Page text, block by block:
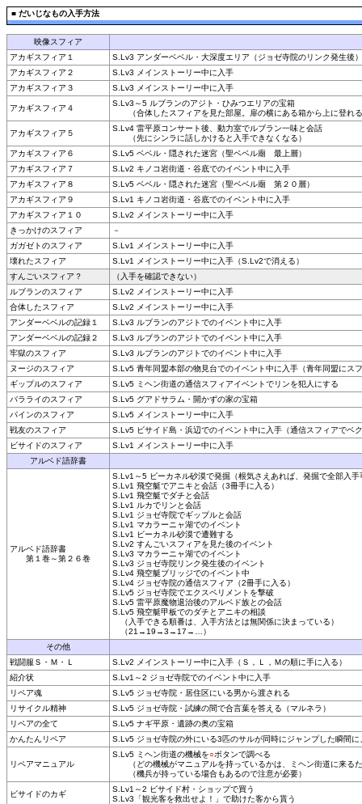
■ だいじなもの入手方法
映像スフィア
アカギスフィア１
S.Lv3 アンダーベベル・大深度エリア（ジョゼ寺院のリンク発生後）
アカギスフィア２
S.Lv3 メインストーリー中に入手
アカギスフィア３
S.Lv3 メインストーリー中に入手
アカギスフィア４
S.Lv3～5 ルブランのアジト・ひみつエリアの宝箱
（合体したスフィアを見た部屋。扉の横にある箱から上に登れ
アカギスフィア５
S.Lv4 雷平原コンサート後、動力室でルブラン一味と会話
（先にシンラに話しかけると入手できなくなる）
アカギスフィア６
S.Lv5 ベベル・隠された迷宮（聖ベベル廟 最上層）
アカギスフィア７
S.Lv2 キノコ岩街道・谷底でのイベント中に入手
アカギスフィア８
S.Lv5 ベベル・隠された迷宮（聖ベベル廟 第２０層）
アカギスフィア９
S.Lv1 キノコ岩街道・谷底でのイベント中に入手
アカギスフィア１０
S.Lv2 メインストーリー中に入手
きっかけのスフィア
－
ガガゼトのスフィア
S.Lv1 メインストーリー中に入手
壊れたスフィア
S.Lv1 メインストーリー中に入手（S.Lv2で消える）
すんごいスフィア？
（入手を確認できない）
ルブランのスフィア
S.Lv2 メインストーリー中に入手
合体したスフィア
S.Lv2 メインストーリー中に入手
アンダーベベルの記録１
S.Lv3 ルブランのアジトでのイベント中に入手
アンダーベベルの記録２
S.Lv3 ルブランのアジトでのイベント中に入手
牢獄のスフィア
S.Lv3 ルブランのアジトでのイベント中に入手
ヌージのスフィア
S.Lv5 青年同盟本部の物見台でのイベント中に入手（青年同盟にス
ギップルのスフィア
S.Lv5 ミヘン街道の通信スフィアイベントでリンを犯人にする
バラライのスフィア
S.Lv5 グアドサラム・開かずの家の宝箱
パインのスフィア
S.Lv5 メインストーリー中に入手
戦友のスフィア
S.Lv5 ビサイド島・浜辺でのイベント中に入手（通信スフィアでベ
ビサイドのスフィア
S.Lv1 メインストーリー中に入手
アルベド語辞書
アルベド語辞書
第１巻～第２６巻
S.Lv1～5 ビーカネル砂漠で発掘（根気さえあれば、発掘で全部入手
S.Lv1 飛空艇でアニキと会話（3冊手に入る）
S.Lv1 飛空艇でダチと会話
S.Lv1 ルカでリンと会話
S.Lv1 ジョゼ寺院でギップルと会話
S.Lv1 マカラーニャ湖でのイベント
S.Lv1 ビーカネル砂漠で遭難する
S.Lv2 すんごいスフィアを見た後のイベント
S.Lv3 マカラーニャ湖でのイベント
S.Lv3 ジョゼ寺院リンク発生後のイベント
S.Lv4 飛空艇ブリッジでのイベント中
S.Lv4 ジョゼ寺院の通信スフィア（2冊手に入る）
S.Lv5 ジョゼ寺院でエクスペリメントを撃破
S.Lv5 雷平原魔物退治後のアルベド族との会話
S.Lv5 飛空艇甲板でのダチとアニキの相談
（入手できる順番は、入手方法とは無関係に決まっている）
（21→19→3→17→…）
その他
戦闘服Ｓ・Ｍ・Ｌ
S.Lv2 メインストーリー中に入手（Ｓ，Ｌ，Ｍの順に手に入る）
紹介状
S.Lv1～2 ジョゼ寺院でのイベント中に入手
リペア魂
S.Lv5 ジョゼ寺院・居住区にいる男から渡される
リサイクル精神
S.Lv5 ジョゼ寺院・試練の間で合言葉を答える（マルネラ）
リペアの全て
S.Lv5 ナギ平原・遺跡の奥の宝箱
かんたんリペア
S.Lv5 ジョゼ寺院の外にいる3匹のサルが同時にジャンプした瞬間に
リペアマニュアル
S.Lv5 ミヘン街道の機械を○ボタンで調べる
（どの機械がマニュアルを持っているかは、ミヘン街道に来る
（機兵が持っている場合もあるので注意が必要）
ビサイドのカギ
S.Lv1～2 ビサイド村・ショップで買う
S.Lv3「観光客を救出せよ！」で助けた客から貰う